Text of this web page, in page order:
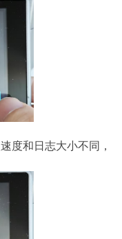
度和日志大小不同，